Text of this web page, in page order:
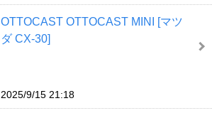
OTTOCAST OTTOCAST MINI [マツ
ダ CX-30]
2025/9/15 21:18